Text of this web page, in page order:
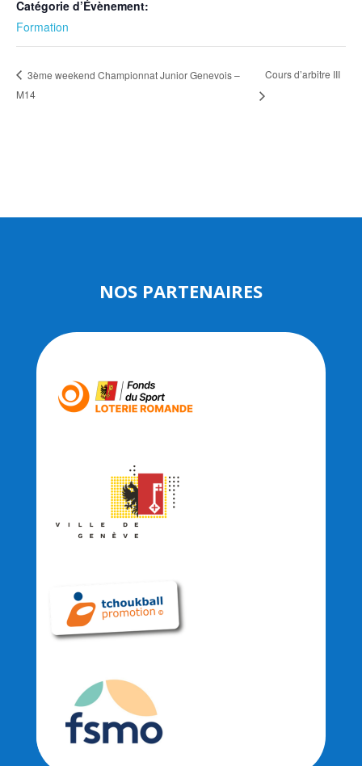
Catégorie d’Évènement:
Formation
3ème weekend Championnat Junior Genevois –
M14
Cours d’arbitre III
NOS PARTENAIRES